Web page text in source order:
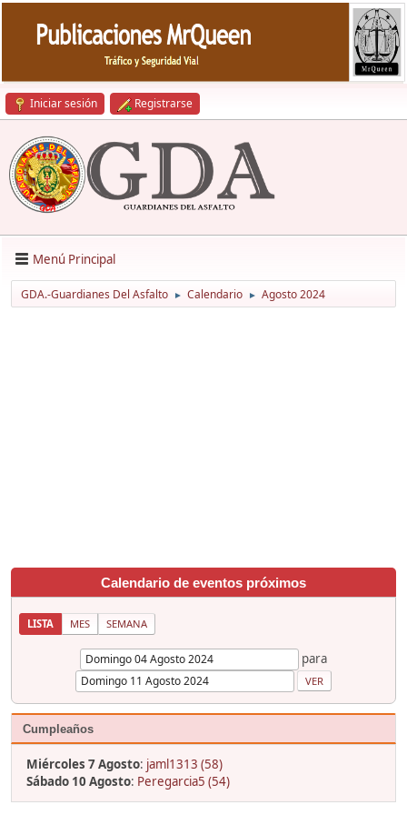
Iniciar sesión Registrarse
Menú Principal
GDA.-Guardianes Del Asfalto ► Calendario ► Agosto 2024
Calendario de eventos próximos
LISTA MES SEMANA
para
Cumpleaños
Miércoles 7 Agosto: jaml1313 (58)
Sábado 10 Agosto: Peregarcia5 (54)